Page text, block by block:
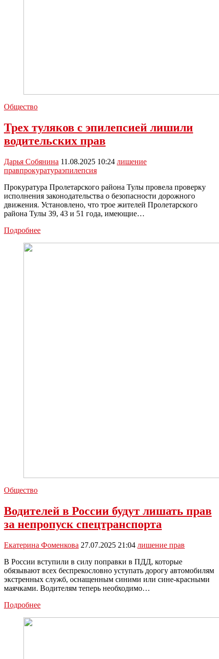
Общество
Трех туляков с эпилепсией лишили
водительских прав
Дарья Собянина 11.08.2025 10:24 лишение
правпрокуратураэпилепсия
Прокуратура Пролетарского района Тулы провела проверку
исполнения законодательства о безопасности дорожного
движения. Установлено, что трое жителей Пролетарского
района Тулы 39, 43 и 51 года, имеющие…
ПодробнееТрех
Общество
Водителей в России будут лишать прав
за непропуск спецтранспорта
Екатерина Фоменкова 27.07.2025 21:04 лишение прав
В России вступили в силу поправки в ПДД, которые
обязывают всех беспрекословно уступать дорогу автомобилям
экстренных служб, оснащенным синими или сине-красными
маячками. Водителям теперь необходимо…
ПодробнееВодителей